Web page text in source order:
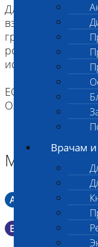
Врачам
Для щенков и
взятия
грудным
ротовую полость
использовать
ЕСЛИ ВЫ
ОЗНАКОМЬТЕСЬ
Материал
A Мазок в
B Мазок в